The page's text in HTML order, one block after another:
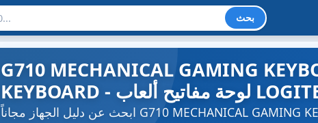
بحث
G710 MECHANICAL GAMING
ابحث عن دليل الجهاز مجاناً G710 MECHANICAL GAMING KEYBOARD, G710 S MECHANICAL GAMING KEYBOARD LOGITECH